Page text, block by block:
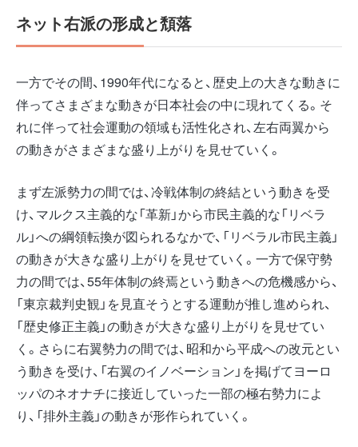
ネット右派の形成と頽落
一方でその間、1990年代になると、歴史上の大きな動きに
伴ってさまざまな動きが日本社会の中に現れてくる。そ
れに伴って社会運動の領域も活性化され、左右両翼から
の動きがさまざまな盛り上がりを見せていく。
まず左派勢力の間では、冷戦体制の終結という動きを受
け、マルクス主義的な「革新」から市民主義的な「リベラ
ル」への綱領転換が図られるなかで、「リベラル市民主義」
の動きが大きな盛り上がりを見せていく。一方で保守勢
力の間では、55年体制の終焉という動きへの危機感から、
「東京裁判史観」を見直そうとする運動が推し進められ、
「歴史修正主義」の動きが大きな盛り上がりを見せてい
く。さらに右翼勢力の間では、昭和から平成への改元とい
う動きを受け、「右翼のイノベーション」を掲げてヨーロ
ッパのネオナチに接近していった一部の極右勢力によ
り、「排外主義」の動きが形作られていく。